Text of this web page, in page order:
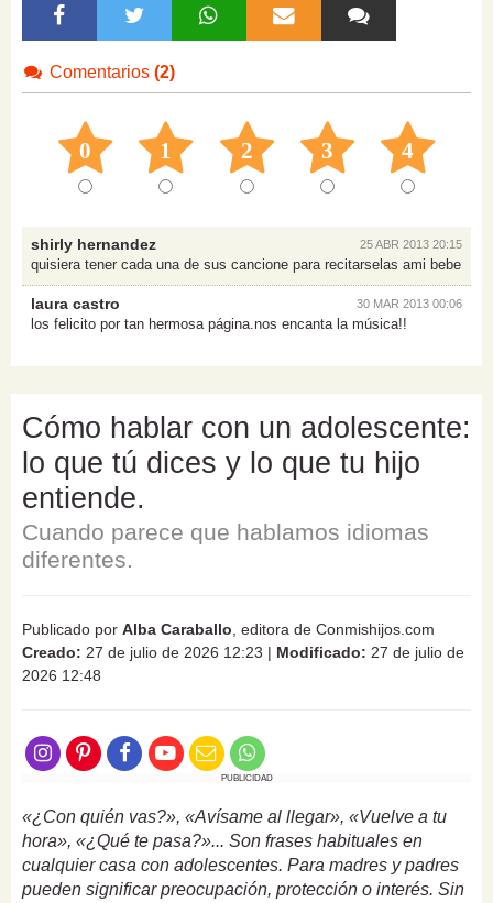
Comentarios (2)
0 1 2 3 4
25 ABR 2013 20:15
shirly hernandez
quisiera tener cada una de sus cancione para recitarselas ami bebe
30 MAR 2013 00:06
laura castro
los felicito por tan hermosa página.nos encanta la música!!
Cómo hablar con un adolescente:
lo que tú dices y lo que tu hijo
entiende.
Cuando parece que hablamos idiomas
diferentes.
Publicado por Alba Caraballo , editora de Conmishijos.com
Creado: 27 de julio de 2026 12:23 | Modificado: 27 de julio de
2026 12:48
PUBLICIDAD
«¿Con quién vas?», «Avísame al llegar», «Vuelve a tu
hora», «¿Qué te pasa?»... Son frases habituales en
cualquier casa con adolescentes. Para madres y padres
pueden significar preocupación, protección o interés. Sin